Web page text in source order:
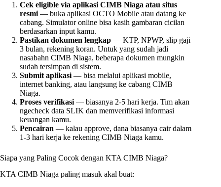
Cek eligible via aplikasi CIMB Niaga atau situs
resmi — buka aplikasi OCTO Mobile atau datang ke
cabang. Simulator online bisa kasih gambaran cicilan
berdasarkan input kamu.
Pastikan dokumen lengkap — KTP, NPWP, slip gaji
3 bulan, rekening koran. Untuk yang sudah jadi
nasabahn CIMB Niaga, beberapa dokumen mungkin
sudah tersimpan di sistem.
Submit aplikasi — bisa melalui aplikasi mobile,
internet banking, atau langsung ke cabang CIMB
Niaga.
Proses verifikasi — biasanya 2-5 hari kerja. Tim akan
ngecheck data SLIK dan memverifikasi informasi
keuangan kamu.
Pencairan — kalau approve, dana biasanya cair dalam
1-3 hari kerja ke rekening CIMB Niaga kamu.
Siapa yang Paling Cocok dengan KTA CIMB Niaga?
KTA CIMB Niaga paling masuk akal buat: